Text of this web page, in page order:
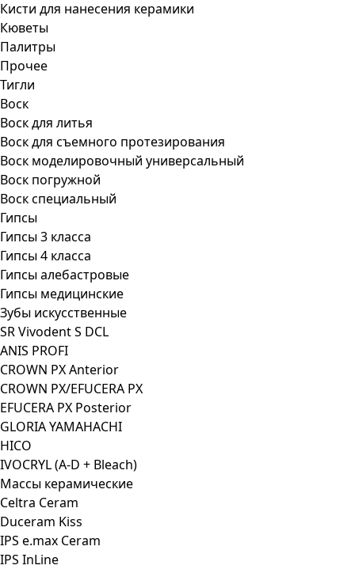
Кисти для нанесения керамики
Кюветы
Палитры
Прочее
Тигли
Воск
Воск для литья
Воск для съемного протезирования
Воск моделировочный универсальный
Воск погружной
Воск специальный
Гипсы
Гипсы 3 класса
Гипсы 4 класса
Гипсы алебастровые
Гипсы медицинские
Зубы искусственные
SR Vivodent S DCL
ANIS PROFI
CROWN PX Anterior
CROWN PX/EFUCERA PX
EFUCERA PX Posterior
GLORIA YAMAHACHI
HICO
IVOCRYL (A-D + Bleach)
Массы керамические
Celtra Ceram
Duceram Kiss
IPS e.max Ceram
IPS InLine